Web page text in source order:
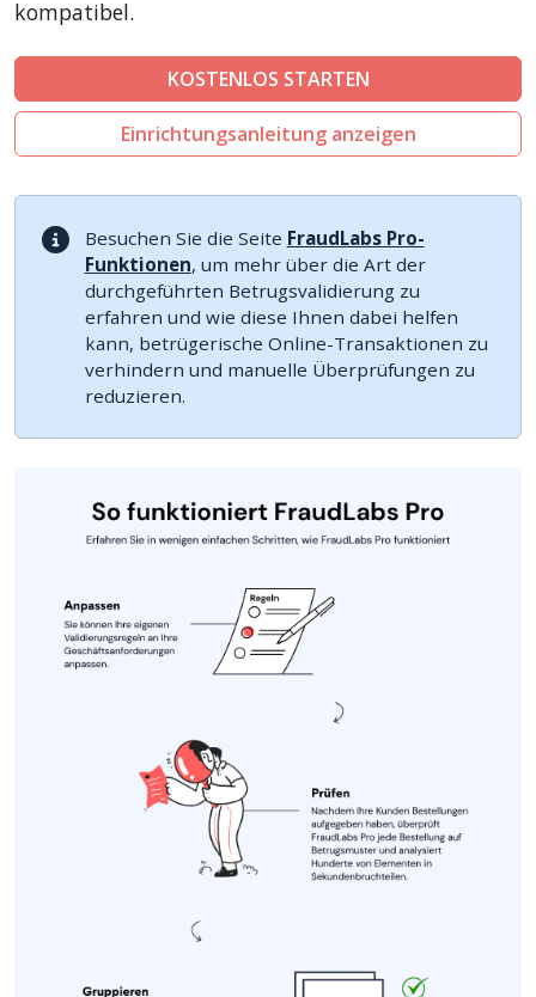
Shopware
kompatibel.
KOSTENLOS STARTEN
Einrichtungsanleitung anzeigen
Besuchen Sie die Seite FraudLabs Pro-
Funktionen, um mehr über die Art der
durchgeführten Betrugsvalidierung zu
erfahren und wie diese Ihnen dabei helfen
kann, betrügerische Online-Transaktionen zu
verhindern und manuelle Überprüfungen zu
reduzieren.